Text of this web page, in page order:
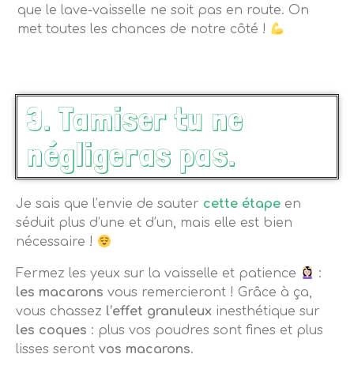
que le lave-vaisselle ne soit pas en route. On
met toutes les chances de notre côté !
3. Tamiser tu ne
négligeras pas.
Je sais que l’envie de sauter cette étape en
séduit plus d’une et d’un, mais elle est bien
nécessaire !
Fermez les yeux sur la vaisselle et patience
:
les macarons vous remercieront ! Grâce à ça,
vous chassez l’effet granuleux inesthétique sur
les coques : plus vos poudres sont fines et plus
lisses seront vos macarons.